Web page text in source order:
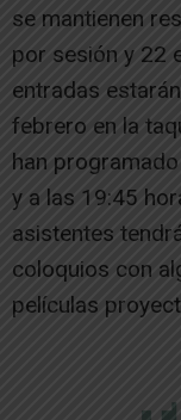
se mantienen
por sesión y 22
entradas
febrero en la
han
y a las 19:45
asistentes
coloquios con
películas